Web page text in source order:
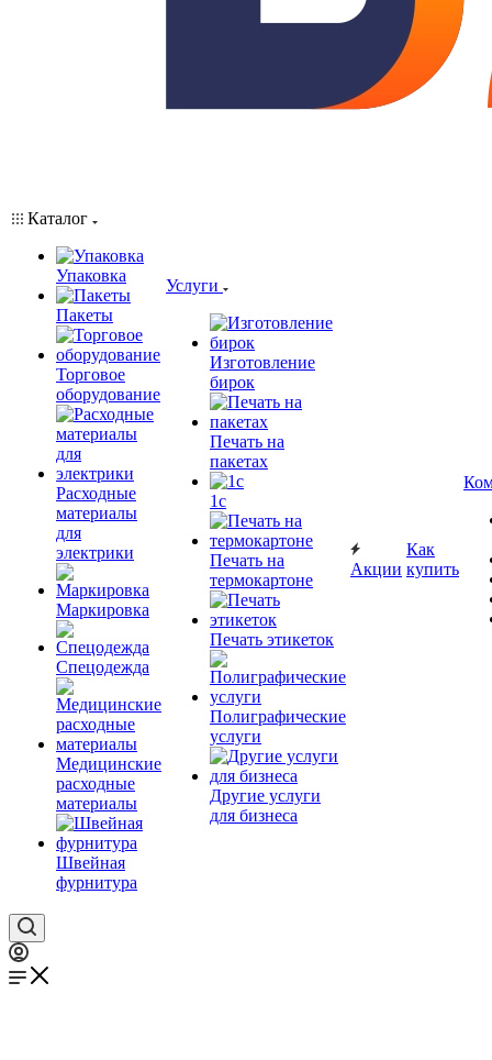
Каталог
Упаковка
Пакеты
Торговое
оборудование
Расходные
материалы
для
электрики
Маркировка
Спецодежда
Медицинские
расходные
материалы
Швейная
фурнитура
Услуги
Изготовление
бирок
Печать на
пакетах
1c
Печать на
термокартоне
Печать этикеток
Полиграфические
услуги
Другие услуги
для бизнеса
Акции
Как
купить